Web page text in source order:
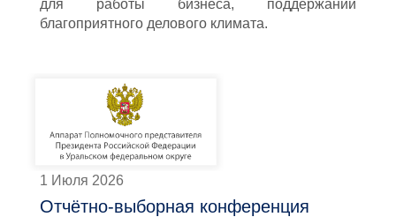
для работы бизнеса, поддержании
благоприятного делового климата.
1 Июля 2026
Отчётно-выборная конференция